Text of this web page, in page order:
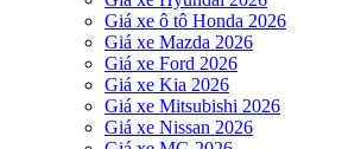
Giá xe ô tô Honda 2026
Giá xe Mazda 2026
Giá xe Ford 2026
Giá xe Kia 2026
Giá xe Mitsubishi 2026
Giá xe Nissan 2026